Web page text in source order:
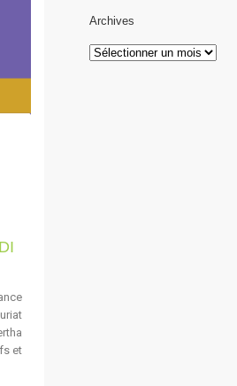
et
Archives